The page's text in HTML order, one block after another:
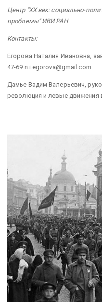
Центр "ХХ век: социально-
проблемы" ИВИ РАН
Контакты:
Егорова Наталия Ивановна,
47-69 n.i.egorova@gmail.com
Дамье Вадим Валерьевич,
революция и левые движения